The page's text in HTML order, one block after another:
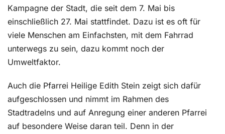
Kampagne der Stadt, die seit dem 7. Mai bis
einschließlich 27. Mai stattfindet. Dazu ist es oft für
viele Menschen am Einfachsten, mit dem Fahrrad
unterwegs zu sein, dazu kommt noch der
Umweltfaktor.
Auch die Pfarrei Heilige Edith Stein zeigt sich dafür
aufgeschlossen und nimmt im Rahmen des
Stadtradelns und auf Anregung einer anderen Pfarrei
auf besondere Weise daran teil. Denn in der